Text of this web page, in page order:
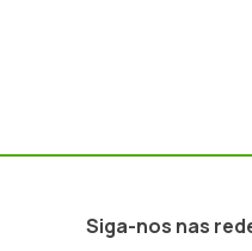
Siga-nos nas